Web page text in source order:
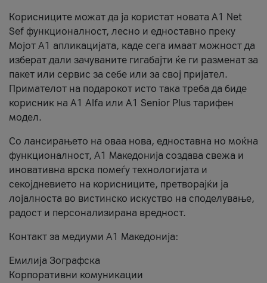
Корисниците можат да ја користат новата А1 Net
Sef функционалност, лесно и едноставно преку
Мојот А1 апликацијата, каде сега имаат можност да
изберат дали зачуваните гигабајти ќе ги разменат за
пакет или сервис за себе или за свој пријател.
Примателот на подарокот исто така треба да биде
корисник на А1 Alfa или A1 Senior Plus тарифен
модел.
Со лансирањето на оваа нова, едноставна но моќна
функционалност, А1 Македонија создава свежа и
иновативна врска помеѓу технологијата и
секојдневието на корисниците, претворајќи ја
лојалноста во вистинско искуство на споделување,
радост и персонализирана вредност.
Контакт за медиуми А1 Македонија:
Емилија Зографска
Корпоративни комуникации